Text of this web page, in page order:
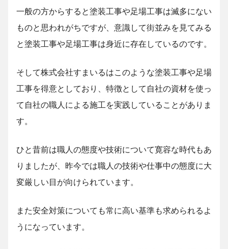
一般の方からすると塗装工事や足場工事は滅多にない
ものと思われがちですが、意識して街並みを見てみる
と塗装工事や足場工事は身近に存在しているのです。
そして株式会社すまいるはこのような塗装工事や足場
工事を得意としており、特徴として自社の資材を使っ
て自社の職人による施工を実践していることがありま
す。
ひと昔前は職人の態度や技術について寛容な時代もあ
りましたが、昨今では職人の技術や仕事中の態度に大
変厳しい目が向けられています。
また安全対策についても常に高い基準も求められるよ
うになっています。